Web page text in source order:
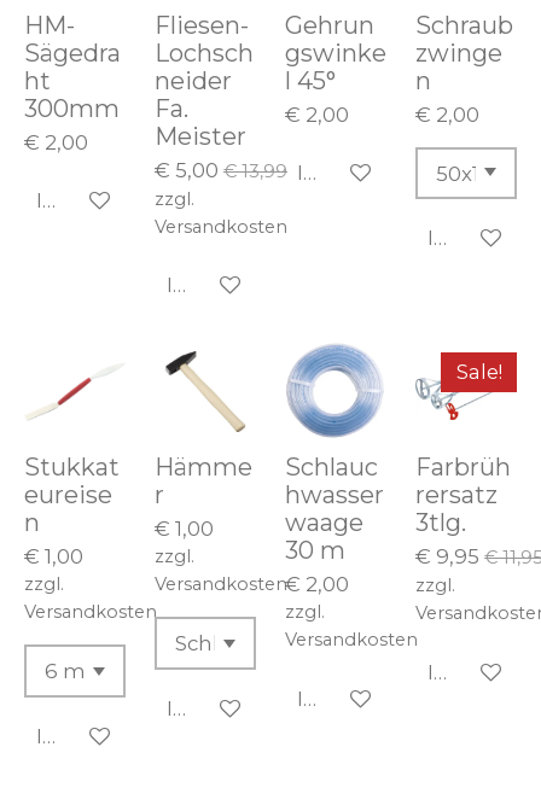
HM-
Sägedra
ht
300mm
€ 2,00
In den Warenkorb
Fliesen-
Lochsch
neider
Fa.
Meister
€ 5,00 € 13,99
zzgl.
Versandkosten
In den Warenkorb
Gehrun
gswinke
l 45°
€ 2,00
In den Warenkorb
Schraub
zwinge
n
€ 2,00
In den
Stukkat
eureise
n
€ 1,00
zzgl.
Versandkosten
In den Warenkorb
Hämme
r
€ 1,00
zzgl.
Versandkosten
In den Warenkorb
Schlauc
hwasser
waage
30 m
€ 2,00
zzgl.
Versandkosten
In den Warenkorb
Sale!
Farbrüh
rersatz
3tlg.
€ 9,95 €
zzgl.
In den